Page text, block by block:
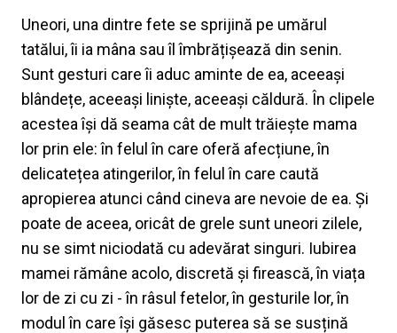
Uneori, una dintre fete se sprijină pe umărul
tatălui, îi ia mâna sau îl îmbrățișează din senin.
Sunt gesturi care îi aduc aminte de ea, aceeași
blândețe, aceeași liniște, aceeași căldură. În clipele
acestea își dă seama cât de mult trăiește mama
lor prin ele: în felul în care oferă afecțiune, în
delicatețea atingerilor, în felul în care caută
apropierea atunci când cineva are nevoie de ea. Și
poate de aceea, oricât de grele sunt uneori zilele,
nu se simt niciodată cu adevărat singuri. Iubirea
mamei rămâne acolo, discretă și firească, în viața
lor de zi cu zi - în râsul fetelor, în gesturile lor, în
modul în care își găsesc puterea să se susțină